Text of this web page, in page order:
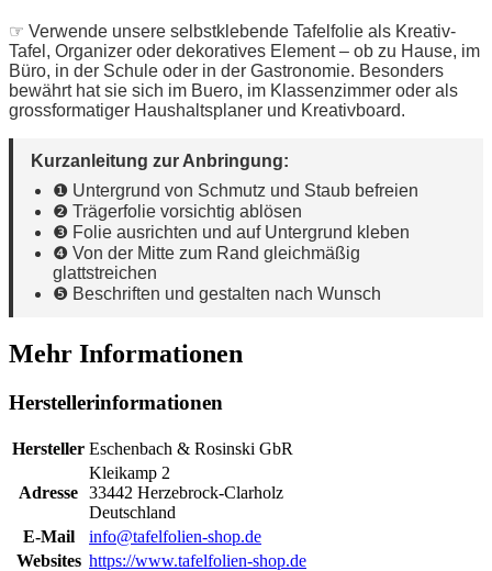
☞ Verwende unsere selbstklebende Tafelfolie als Kreativ-
Tafel, Organizer oder dekoratives Element – ob zu Hause, im
Büro, in der Schule oder in der Gastronomie. Besonders
bewährt hat sie sich im Buero, im Klassenzimmer oder als
grossformatiger Haushaltsplaner und Kreativboard.
Kurzanleitung zur Anbringung:
❶ Untergrund von Schmutz und Staub befreien
❷ Trägerfolie vorsichtig ablösen
❸ Folie ausrichten und auf Untergrund kleben
❹ Von der Mitte zum Rand gleichmäßig
glattstreichen
❺ Beschriften und gestalten nach Wunsch
Mehr Informationen
Herstellerinformationen
Hersteller Eschenbach & Rosinski GbR
Adresse
Kleikamp 2
33442 Herzebrock-Clarholz
Deutschland
E-Mail
info@tafelfolien-shop.de
Websites https://www.tafelfolien-shop.de